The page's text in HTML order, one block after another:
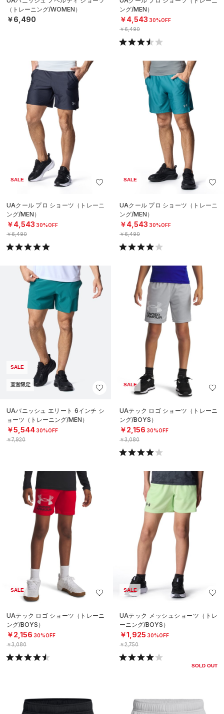
（トレーニング/WOMEN）
￥6,490
ング/MEN）
￥4,543 30%OFF
￥6,490
SALE
UAクール プロ ショーツ（トレーニ
ング/MEN）
￥4,543 30%OFF
￥6,490
SALE
UAクール プロ ショーツ（トレーニ
ング/MEN）
￥4,543 30%OFF
￥6,490
SALE
直営限定
UAバニッシュ エリート 6インチ シ
ョーツ（トレーニング/MEN）
￥5,54430%OFF
￥7,920
SALE
UAテック ロゴ ショーツ（トレーニ
ング/BOYS）
￥2,156 30%OFF
￥3,080
SALE
UAテック ロゴ ショーツ（トレーニ
ング/BOYS）
￥2,156 30%OFF
￥3,080
SALE
UAテック メッシュショーツ（トレ
ーニング/BOYS）
￥1,925 30%OFF
￥2,750
SOLD OUT